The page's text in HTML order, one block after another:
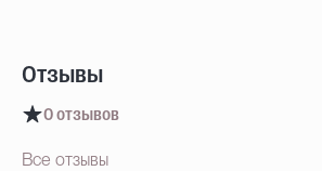
Отзывы
0 отзывов
Все отзывы